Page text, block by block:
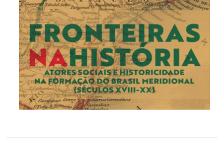
Ministério do Meio Ambiente
Ministério do Turismo
Ministério do Desenvolvimento Regional
Controladoria-Geral da União